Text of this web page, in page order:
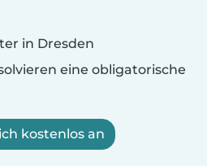
in Dresden
eine obligatorische
kostenlos an